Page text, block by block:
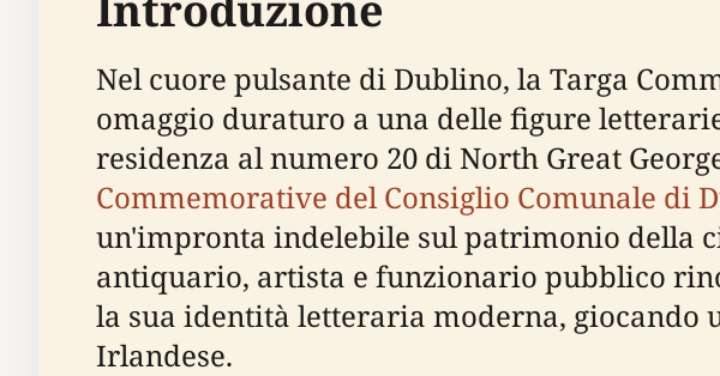
Nel cuore pulsante di Dublino, la Targa
omaggio duraturo a una delle figure
residenza al numero 20 di North Great
Commemorative del Consiglio Comunale di
un'impronta indelebile sul patrimonio della
antiquario, artista e funzionario pubblico
la sua identità letteraria moderna,
Irlandese.